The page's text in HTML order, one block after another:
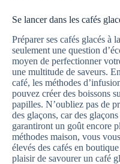
Se lancer dans les cafés
Préparer ses cafés glacés à
seulement une question
moyen de perfectionner
une multitude de saveurs.
café, les méthodes
pouvez créer des boissons
papilles. N’oubliez pas de
des glaçons, car des
garantiront un goût encore
méthodes maison, vous
élevés des cafés en
plaisir de savourer un café